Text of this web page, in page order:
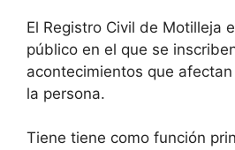
El Registro Civil de Motilleja
público en el que se
acontecimientos que
la persona.
Tiene tiene como función